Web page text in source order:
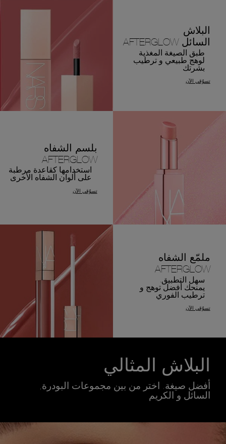
البلاش
السائل AFTERGLOW
طبق الصيغة المغذية
لوهج طبيعي و ترطيب
بشرتك
تسوّقي الآن
بلسم الشفاه
AFTERGLOW
استخدامها كقاعدة مرطبة
على ألوان الشفاه الأخرى
تسوّقي الآن
ملمّع الشفاه
AFTERGLOW
سهل التطبيق.
يمنحك أفضل توهج و
ترطيب الفوري
تسوّقي الآن
البلاش المثالي
أفضل صيغة. اختر من بين مجموعات البودرة,
السائل و الكريم